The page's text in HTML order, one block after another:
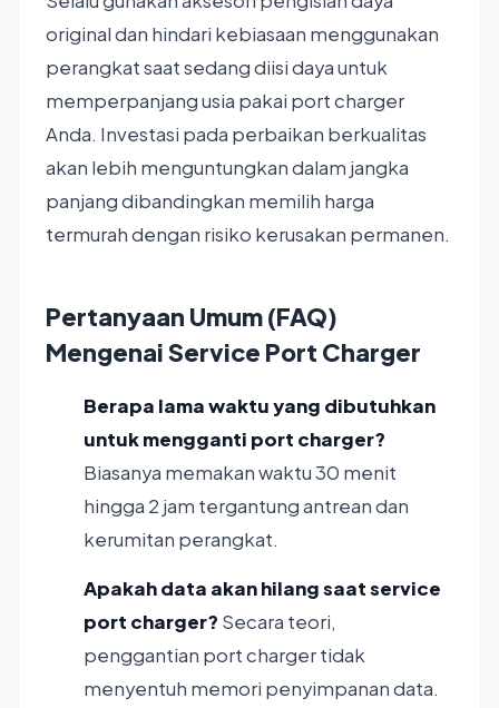
original dan hindari kebiasaan menggunakan
perangkat saat sedang diisi daya untuk
memperpanjang usia pakai port charger
Anda. Investasi pada perbaikan berkualitas
akan lebih menguntungkan dalam jangka
panjang dibandingkan memilih harga
termurah dengan risiko kerusakan permanen.
Pertanyaan Umum (FAQ)
Mengenai Service Port Charger
Berapa lama waktu yang dibutuhkan
untuk mengganti port charger?
Biasanya memakan waktu 30 menit
hingga 2 jam tergantung antrean dan
kerumitan perangkat.
Apakah data akan hilang saat service
port charger? Secara teori,
penggantian port charger tidak
menyentuh memori penyimpanan data.